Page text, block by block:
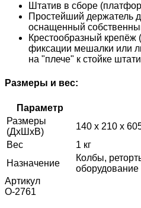
Штатив в сборе
Простейший держатель
оснащенный
Крестообразный крепёж
фиксации мешалки или
на "плече" к стойке
Размеры и вес:
Параметр
Размеры
(ДхШхВ)
140 х 210 х
Вес
1 кг
Назначение
Колбы,
оборудование
Артикул
О-2761